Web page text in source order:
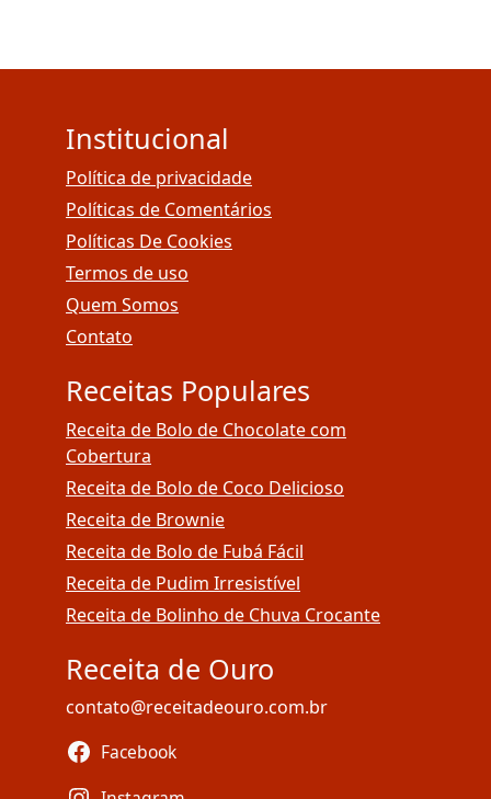
Institucional
Política de privacidade
Políticas de Comentários
Políticas De Cookies
Termos de uso
Quem Somos
Contato
Receitas Populares
Receita de Bolo de Chocolate com
Cobertura
Receita de Bolo de Coco Delicioso
Receita de Brownie
Receita de Bolo de Fubá Fácil
Receita de Pudim Irresistível
Receita de Bolinho de Chuva Crocante
Receita de Ouro
contato@receitadeouro.com.br
Facebook